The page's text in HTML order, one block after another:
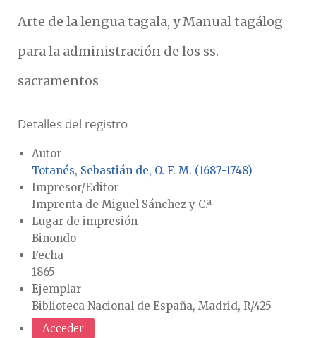
Arte de la lengua tagala, y Manual tagálog
para la administración de los ss.
sacramentos
Detalles del registro
Autor
Totanés, Sebastián de, O. F. M. (1687-1748)
Impresor/Editor
Imprenta de Miguel Sánchez y C.ª
Lugar de impresión
Binondo
Fecha
1865
Ejemplar
Biblioteca Nacional de España, Madrid, R/425
Acceder